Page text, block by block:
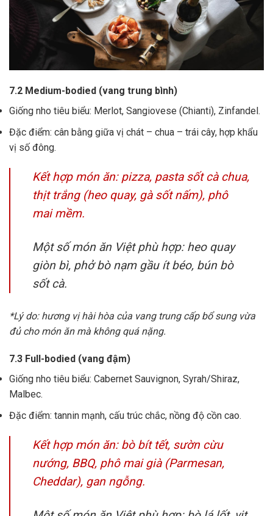
7.2 Medium-bodied (vang trung bình)
Giống nho tiêu biểu: Merlot, Sangiovese (Chianti), Zinfandel.
Đặc điểm: cân bằng giữa vị chát – chua – trái cây, hợp khẩu
vị số đông.
Kết hợp món ăn: pizza, pasta sốt cà chua,
thịt trắng (heo quay, gà sốt nấm), phô
mai mềm.
Một số món ăn Việt phù hợp: heo quay
giòn bì, phở bò nạm gầu ít béo, bún bò
sốt cà.
*Lý do: hương vị hài hòa của vang trung cấp bổ sung vừa
đủ cho món ăn mà không quá nặng.
7.3 Full-bodied (vang đậm)
Giống nho tiêu biểu: Cabernet Sauvignon, Syrah/Shiraz,
Malbec.
Đặc điểm: tannin mạnh, cấu trúc chắc, nồng độ cồn cao.
Kết hợp món ăn: bò bít tết, sườn cừu
nướng, BBQ, phô mai già (Parmesan,
Cheddar), gan ngỗng.